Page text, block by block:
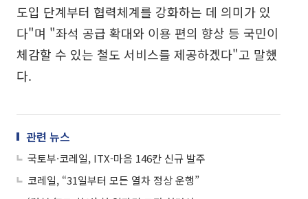
도입 단계부터 협력체계를 강화하는 데 의미가 있
다"며 "좌석 공급 확대와 이용 편의 향상 등 국민이
체감할 수 있는 철도 서비스를 제공하겠다"고 말했
다.
관련 뉴스
국토부·코레일, ITX-마음 146칸 신규 발주
코레일, “31일부터 모든 열차 정상 운행”